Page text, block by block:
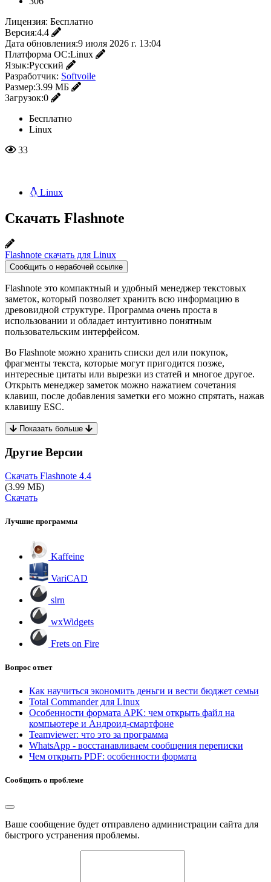
Лицензия: Бесплатно
Версия:4.4
Дата обновления:9 июля 2026 г. 13:04
Платформа ОС:Linux
Язык:Русский
Разработчик: Softvoile
Размер:3.99 МБ
Загрузок:0
Бесплатно
Linux
33
Linux
Скачать Flashnote
Flashnote скачать для Linux
Сообщить о нерабочей ссылке
Flashnote это компактный и удобный менеджер текстовых
заметок, который позволяет хранить всю информацию в
древовидной структуре. Программа очень проста в
использовании и обладает интуитивно понятным
пользовательским интерфейсом.
Во Flashnote можно хранить списки дел или покупок,
фрагменты текста, которые могут пригодится позже,
интересные цитаты или вырезки из статей и многое другое.
Открыть менеджер заметок можно нажатием сочетания
клавиш, после добавления заметки его можно спрятать, нажав
клавишу ESC.
Показать больше
Другие Версии
Скачать Flashnote 4.4
(3.99 МБ)
Скачать
Лучшие программы
Kaffeine
VariCAD
slrn
wxWidgets
Frets on Fire
Вопрос ответ
Как научиться экономить деньги и вести бюджет семьи
Total Commander для Linux
Особенности формата APK: чем открыть файл на
компьютере и Андроид-смартфоне
Teamviewer: что это за программа
WhatsApp - восстанавливаем сообщения переписки
Чем открыть PDF: особенности формата
Сообщить о проблеме
Ваше сообщение будет отправлено администрации сайта для
быстрого устранения проблемы.